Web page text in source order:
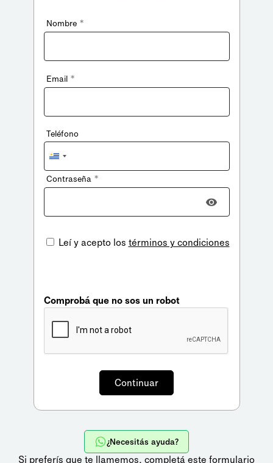
Nombre *
Email *
Teléfono
Uruguay
+598
Contraseña *
Leí y acepto los términos y condiciones
Comprobá que no sos un robot
¿Necesitás ayuda?
Si preferís que te llamemos, completá este formulario